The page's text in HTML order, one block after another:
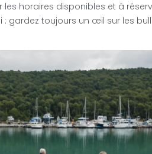
les horaires disponibles et à
: gardez toujours un œil sur les